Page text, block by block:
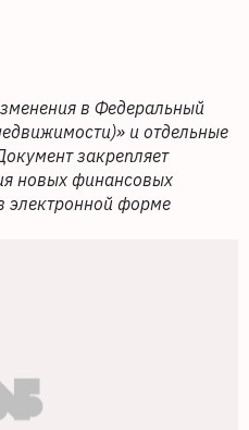
в Федеральный
и отдельные
закрепляет
новых финансовых
электронной форме